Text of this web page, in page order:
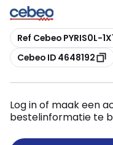
Kopiëren
Ref Cebeo PYRIS0L-
Kopiëren
Cebeo ID 4648192
Log in of maak een
bestelinformatie te